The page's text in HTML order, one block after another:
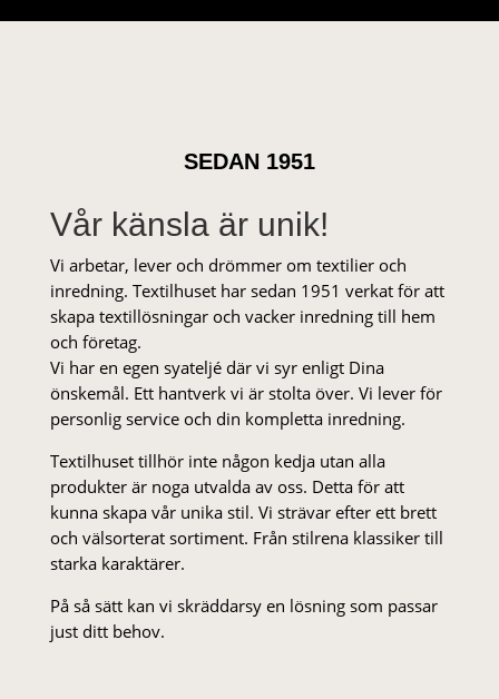
SEDAN 1951
Vår känsla är unik!
Vi arbetar, lever och drömmer om textilier och
inredning. Textilhuset har sedan 1951 verkat för att
skapa textillösningar och vacker inredning till hem
och företag.
Vi har en egen syateljé där vi syr enligt Dina
önskemål. Ett hantverk vi är stolta över. Vi lever för
personlig service och din kompletta inredning.
Textilhuset tillhör inte någon kedja utan alla
produkter är noga utvalda av oss. Detta för att
kunna skapa vår unika stil. Vi strä­var efter ett brett
och välsorterat sor­ti­ment. Från stil­rena klas­siker till
starka karaktärer.
På så sätt kan vi skräddarsy en lösning som passar
just ditt behov.